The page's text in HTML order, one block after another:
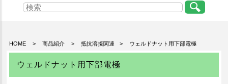
会社概要
トップメッセージ
工場紹介
HOME > 商品紹介 > 抵抗溶接関連 > ウェルドナット用下部電極
ウェルドナット用下部電極